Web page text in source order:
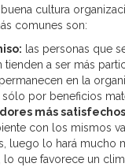
cultura
comunes son:
las personas que
tienden a ser más
en la
por beneficios
más
con los mismos
luego lo hará mucho
lo que favorece un